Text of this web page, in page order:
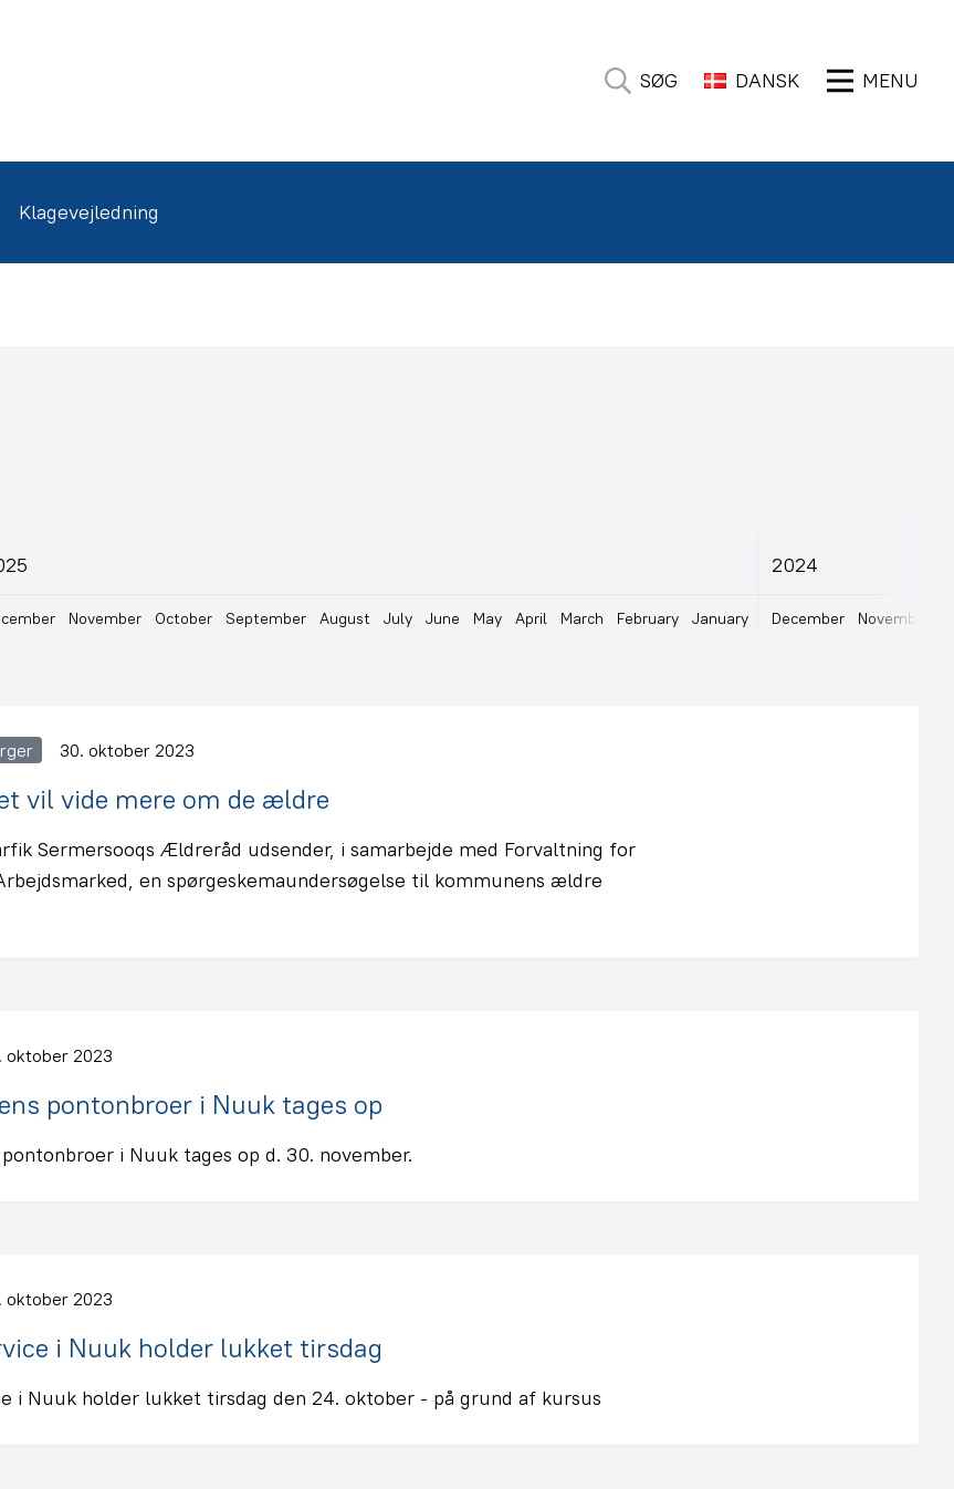
SØG DANSK MENU
Klagevejledning
November October September August July June May April March February January
2024
December November
30. oktober 2023
vil vide mere om de ældre
Sermersooqs Ældreråd udsender, i samarbejde med Forvaltning for
en spørgeskemaundersøgelse til kommunens ældre
oktober 2023
pontonbroer i Nuuk tages op
i Nuuk tages op d. 30. november.
oktober 2023
i Nuuk holder lukket tirsdag
i Nuuk holder lukket tirsdag den 24. oktober - på grund af kursus